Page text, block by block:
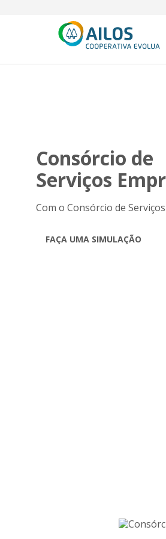
Consórcio de
Serviços
Com o Consórcio de
FAÇA UMA SIMULAÇÃO